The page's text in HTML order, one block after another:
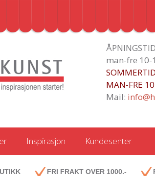
man-fre 10-
MAN-FRE
Mail:
Inspirasjon Kundesenter
FRI FRAKT OVER 1000.-